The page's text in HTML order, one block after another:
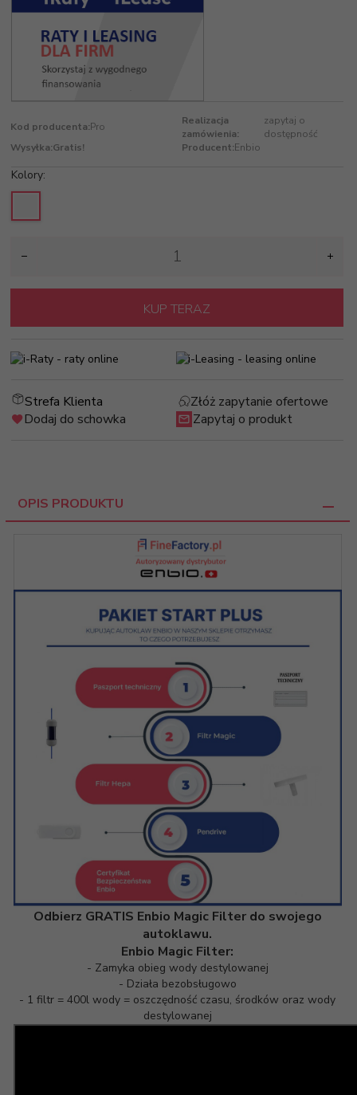
OPIS PRODUKTU
Odbierz GRATIS Enbio Magic Filter do swojego
autoklawu.
Enbio Magic Filter:
- Zamyka obieg wody destylowanej
- Działa bezobsługowo
- 1 filtr = 400l wody = oszczędność czasu, środków oraz wody
destylowanej
Kod producenta:Pro
Realizacja
zamówienia:
zapytaj o
dostępność
Wysyłka:Gratis! Producent:Enbio
Kolory:
KUP TERAZ
Strefa Klienta
Złóż zapytanie ofertowe
Dodaj do schowka
Zapytaj o produkt